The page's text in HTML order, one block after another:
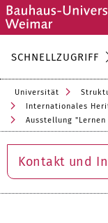
SCHNELLZUGRIFF
Universität
Internationales
Ausstellung
Kontakt und